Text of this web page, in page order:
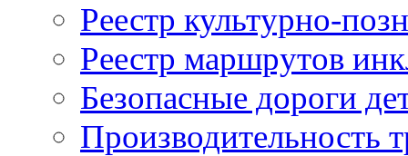
Реестр культурно-
Реестр маршрутов
Безопасные дороги
Производительность